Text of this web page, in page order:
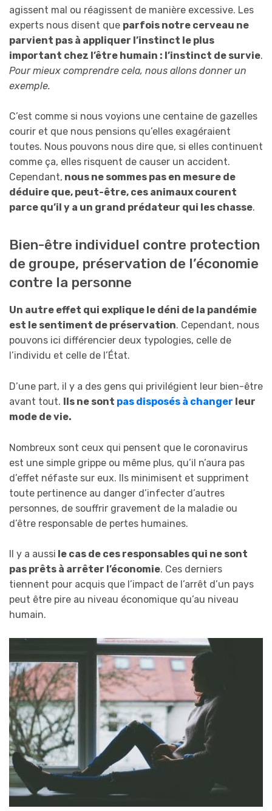
agissent mal ou réagissent de manière excessive. Les
experts nous disent que parfois notre cerveau ne
parvient pas à appliquer l’instinct le plus
important chez l’être humain : l’instinct de survie.
Pour mieux comprendre cela, nous allons donner un
exemple.
C’est comme si nous voyions une centaine de gazelles
courir et que nous pensions qu’elles exagéraient
toutes. Nous pouvons nous dire que, si elles continuent
comme ça, elles risquent de causer un accident.
Cependant, nous ne sommes pas en mesure de
déduire que, peut-être, ces animaux courent
parce qu’il y a un grand prédateur qui les chasse.
Bien-être individuel contre protection
de groupe, préservation de l’économie
contre la personne
Un autre effet qui explique le déni de la pandémie
est le sentiment de préservation. Cependant, nous
pouvons ici différencier deux typologies, celle de
l’individu et celle de l’État.
D’une part, il y a des gens qui privilégient leur bien-être
avant tout. Ils ne sont pas disposés à changer leur
mode de vie.
Nombreux sont ceux qui pensent que le coronavirus
est une simple grippe ou même plus, qu’il n’aura pas
d’effet néfaste sur eux. Ils minimisent et suppriment
toute pertinence au danger d’infecter d’autres
personnes, de souffrir gravement de la maladie ou
d’être responsable de pertes humaines.
Il y a aussi le cas de ces responsables qui ne sont
pas prêts à arrêter l’économie. Ces derniers
tiennent pour acquis que l’impact de l’arrêt d’un pays
peut être pire au niveau économique qu’au niveau
humain.